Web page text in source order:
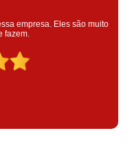
atendimento muito bom!
para o colaborador